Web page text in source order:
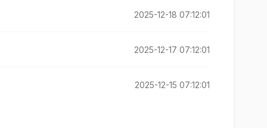
2025-12-18 07:12:01
2025-12-17 07:12:01
2025-12-15 07:12:01